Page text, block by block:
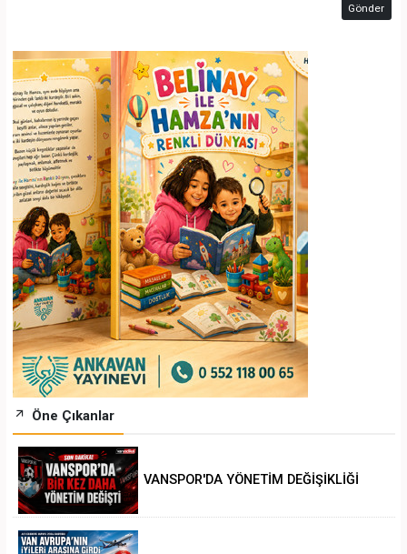
Gönder
Öne Çıkanlar
VANSPOR'DA YÖNETİM DEĞİŞİKLİĞİ